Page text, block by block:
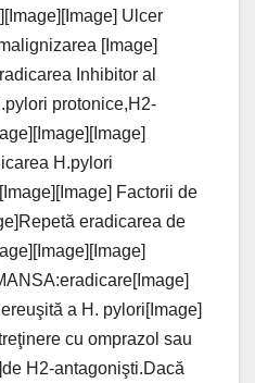
Ulcer
[Image]
Inhibitor al
protonice,H2-
H.pylori
Factorii de
eradicarea de
a H. pylori[Image]
cu omprazol sau
H2-antagonişti.Dacă